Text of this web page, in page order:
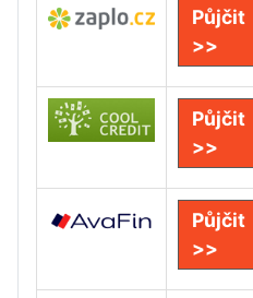
Půjčit
>>
Půjčit
>>
Půjčit
>>